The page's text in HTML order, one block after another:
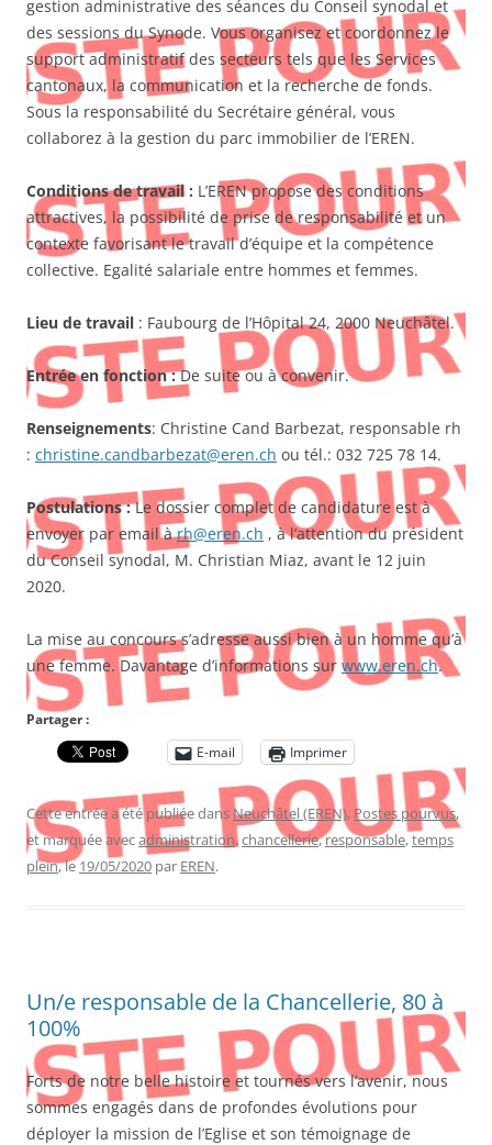
gestion administrative des séances du Conseil synodal et
des sessions du Synode. Vous organisez et coordonnez le
support administratif des secteurs tels que les Services
cantonaux, la communication et la recherche de fonds.
Sous la responsabilité du Secrétaire général, vous
collaborez à la gestion du parc immobilier de l’EREN.
Conditions de travail : L’EREN propose des conditions
attractives, la possibilité de prise de responsabilité et un
contexte favorisant le travail d’équipe et la compétence
collective. Egalité salariale entre hommes et femmes.
Lieu de travail : Faubourg de l’Hôpital 24, 2000 Neuchâtel.
Entrée en fonction :De suite ou à convenir.
Renseignements: Christine Cand Barbezat, responsable rh
: christine.candbarbezat@eren.ch ou tél.: 032 725 78 14.
Postulations :Le dossier complet de candidature est à
envoyer par email àrh@eren.ch , à l’attention du président
du Conseil synodal, M. Christian Miaz, avant le 12 juin
2020.
La mise au concours s’adresse aussi bien à un homme qu’à
une femme. Davantage d’informations sur www.eren.ch.
Partager :
E-mail
Imprimer
Cette entrée a été publiée dans Neuchâtel (EREN), Postes pourvus,
et marquée avecadministration,chancellerie,responsable,temps
plein, le19/05/2020 par EREN.
Un/e responsable de la Chancellerie, 80 à
100%
Forts de notre belle histoire et tournés vers l’avenir, nous
sommes engagés dans de profondes évolutions pour
déployer la mission de l’Eglise et son témoignage de